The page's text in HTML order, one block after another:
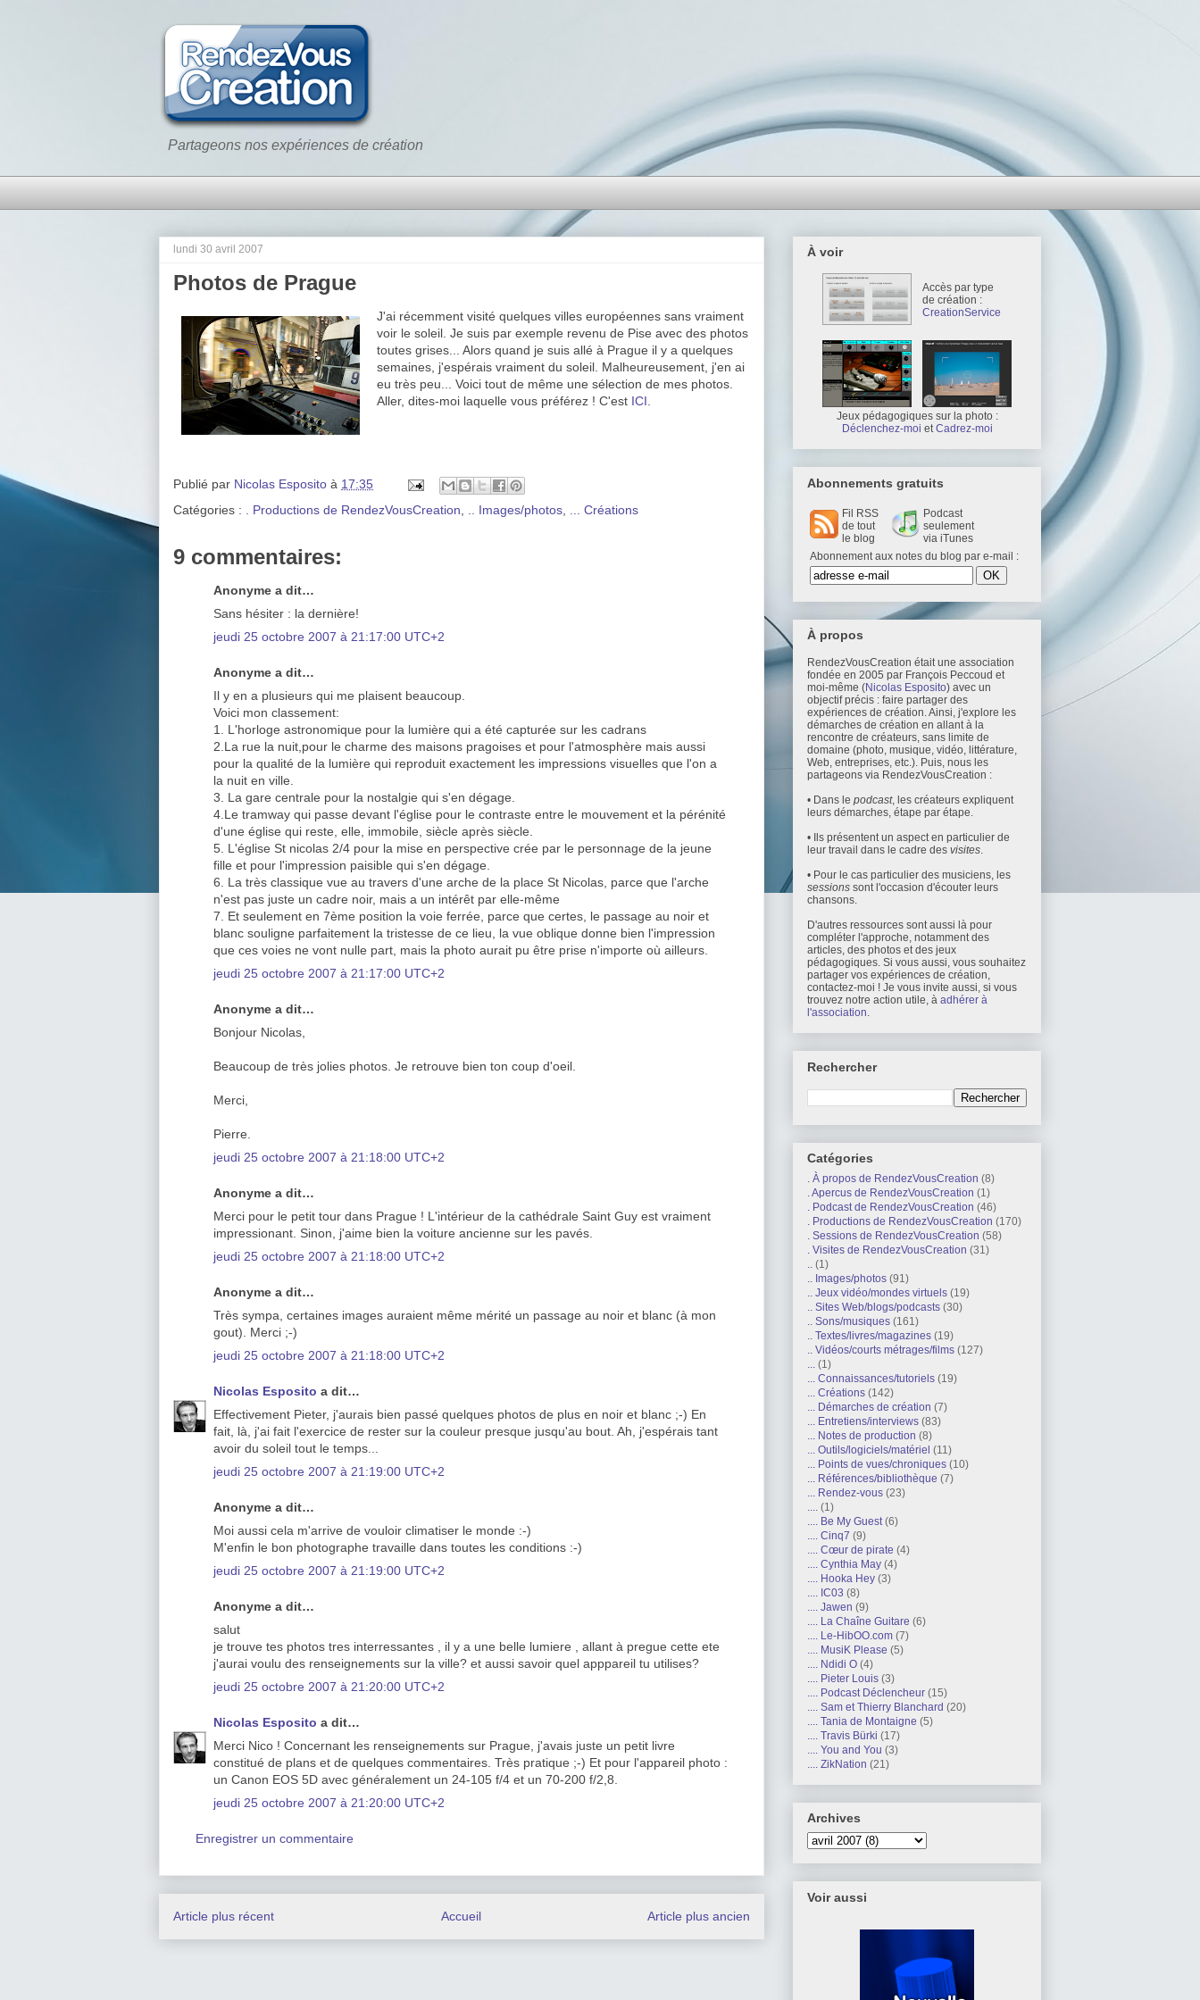
Partageons nos expériences de création
lundi 30 avril 2007
Photos de Prague
J'ai récemment visité quelques villes européennes sans vraiment
voir le soleil. Je suis par exemple revenu de Pise avec des photos
toutes grises... Alors quand je suis allé à Prague il y a quelques
semaines, j'espérais vraiment du soleil. Malheureusement, j'en ai
eu très peu... Voici tout de même une sélection de mes photos.
Aller, dites-moi laquelle vous préférez ! C'est ICI
Publié par Nicolas Esposito à 17:35
Catégories :
. Productions de RendezVousCreation .. Images/photos ... Créations
9 commentaires:
Anonyme a dit…
Sans hésiter : la dernière!
jeudi 25 octobre 2007 à 21:17:00 UTC+2
Anonyme a dit…
Il y en a plusieurs qui me plaisent beaucoup.
Voici mon classement:
1. L'horloge astronomique pour la lumière qui a été capturée sur les cadrans
2.La rue la nuit,pour le charme des maisons pragoises et pour l'atmosphère mais aussi
pour la qualité de la lumière qui reproduit exactement les impressions visuelles que l'on a
la nuit en ville.
3. La gare centrale pour la nostalgie qui s'en dégage.
4.Le tramway qui passe devant l'église pour le contraste entre le mouvement et la pérénité
d'une église qui reste, elle, immobile, siècle après siècle.
5. L'église St nicolas 2/4 pour la mise en perspective crée par le personnage de la jeune
fille et pour l'impression paisible qui s'en dégage.
6. La très classique vue au travers d'une arche de la place St Nicolas, parce que l'arche
n'est pas juste un cadre noir, mais a un intérêt par elle-même
7. Et seulement en 7ème position la voie ferrée, parce que certes, le passage au noir et
blanc souligne parfaitement la tristesse de ce lieu, la vue oblique donne bien l'impression
que ces voies ne vont nulle part, mais la photo aurait pu être prise n'importe où ailleurs.
jeudi 25 octobre 2007 à 21:17:00 UTC+2
Anonyme a dit…
Bonjour Nicolas,
Beaucoup de très jolies photos. Je retrouve bien ton coup d'oeil.
Merci,
Pierre.
jeudi 25 octobre 2007 à 21:18:00 UTC+2
Anonyme a dit…
Merci pour le petit tour dans Prague ! L'intérieur de la cathédrale Saint Guy est vraiment
impressionant. Sinon, j'aime bien la voiture ancienne sur les pavés.
jeudi 25 octobre 2007 à 21:18:00 UTC+2
Anonyme a dit…
Très sympa, certaines images auraient même mérité un passage au noir et blanc (à mon
gout). Merci ;-)
jeudi 25 octobre 2007 à 21:18:00 UTC+2
Nicolas Esposito a dit…
Effectivement Pieter, j'aurais bien passé quelques photos de plus en noir et blanc ;-) En
fait, là, j'ai fait l'exercice de rester sur la couleur presque jusqu'au bout. Ah, j'espérais tant
avoir du soleil tout le temps...
jeudi 25 octobre 2007 à 21:19:00 UTC+2
Anonyme a dit…
Moi aussi cela m'arrive de vouloir climatiser le monde :-)
M'enfin le bon photographe travaille dans toutes les conditions :-)
jeudi 25 octobre 2007 à 21:19:00 UTC+2
Anonyme a dit…
salut
je trouve tes photos tres interressantes , il y a une belle lumiere , allant à pregue cette ete
j'aurai voulu des renseignements sur la ville? et aussi savoir quel apppareil tu utilises?
jeudi 25 octobre 2007 à 21:20:00 UTC+2
Nicolas Esposito a dit…
Merci Nico ! Concernant les renseignements sur Prague, j'avais juste un petit livre
constitué de plans et de quelques commentaires. Très pratique ;-) Et pour l'appareil photo :
un Canon EOS 5D avec généralement un 24-105 f/4 et un 70-200 f/2,8.
jeudi 25 octobre 2007 à 21:20:00 UTC+2
Enregistrer un commentaire
Article plus récent Article plus ancien
Accueil
À voir
Accès par type
de création :
CreationService
Jeux pédagogiques sur la photo :
Déclenchez-moi etCadrez-moi
Abonnements gratuits
Fil RSS
de tout
le blog
Podcast
seulement
via iTunes
Abonnement aux notes du blog par e-mail :
À propos
RendezVousCreation était une association
fondée en 2005 par François Peccoud et
moi-même (Nicolas Esposito) avec un
objectif précis : faire partager des
expériences de création. Ainsi, j'explore les
démarches de création en allant à la
rencontre de créateurs, sans limite de
domaine (photo, musique, vidéo, littérature,
Web, entreprises, etc.). Puis, nous les
partageons via RendezVousCreation :
• Dans le podcast, les créateurs expliquent
leurs démarches, étape par étape.
• Ils présentent un aspect en particulier de
leur travail dans le cadre des visites.
• Pour le cas particulier des musiciens, les
sessions sont l'occasion d'écouter leurs
chansons.
D'autres ressources sont aussi là pour
compléter l'approche, notamment des
articles, des photos et des jeux
pédagogiques. Si vous aussi, vous souhaitez
partager vos expériences de création,
contactez-moi ! Je vous invite aussi, si vous
trouvez notre action utile, à adhérer à
l'association.
Rechercher
Catégories
. À propos de RendezVousCreation (8)
. Apercus de RendezVousCreation (1)
. Podcast de RendezVousCreation (46)
. Productions de RendezVousCreation (170)
. Sessions de RendezVousCreation (58)
. Visites de RendezVousCreation (31)
.. (1)
.. Images/photos (91)
.. Jeux vidéo/mondes virtuels (19)
.. Sites Web/blogs/podcasts (30)
.. Sons/musiques (161)
.. Textes/livres/magazines (19)
.. Vidéos/courts métrages/films (127)
... (1)
... Connaissances/tutoriels (19)
... Créations (142)
... Démarches de création (7)
... Entretiens/interviews (83)
... Notes de production (8)
... Outils/logiciels/matériel (11)
... Points de vues/chroniques (10)
... Références/bibliothèque (7)
... Rendez-vous (23)
.... (1)
.... Be My Guest (6)
.... Cinq7 (9)
.... Cœur de pirate (4)
.... Cynthia May (4)
.... Hooka Hey (3)
.... IC03 (8)
.... Jawen (9)
.... La Chaîne Guitare (6)
.... Le-HibOO.com (7)
.... MusiK Please (5)
.... Ndidi O (4)
.... Pieter Louis (3)
.... Podcast Déclencheur (15)
.... Sam et Thierry Blanchard (20)
.... Tania de Montaigne (5)
.... Travis Bürki (17)
.... You and You (3)
.... ZikNation (21)
Archives
Voir aussi